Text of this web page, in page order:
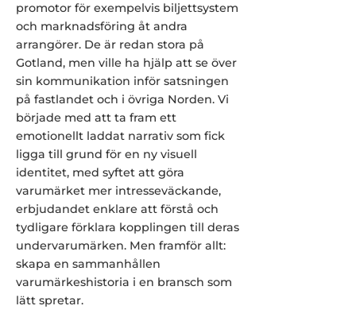
promotor för exempelvis biljettsystem
och marknadsföring åt andra
arrangörer. De är redan stora på
Gotland, men ville ha hjälp att se över
sin kommunikation inför satsningen
på fastlandet och i övriga Norden. Vi
började med att ta fram ett
emotionellt laddat narrativ som fick
ligga till grund för en ny visuell
identitet, med syftet att göra
varumärket mer intresseväckande,
erbjudandet enklare att förstå och
tydligare förklara kopplingen till deras
undervarumärken. Men framför allt:
skapa en sammanhållen
varumärkeshistoria i en bransch som
lätt spretar.